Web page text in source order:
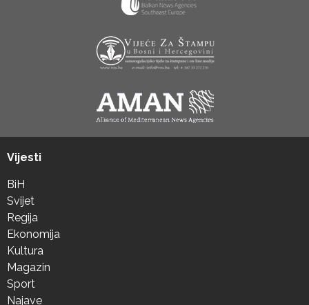
Vijesti
BiH
Svijet
Regija
Ekonomija
Kultura
Magazin
Sport
Najave